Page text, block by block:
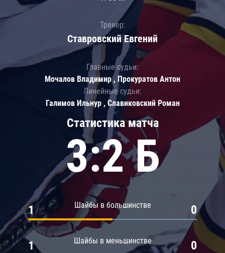
Статистика матча
3:2 Б
Шайбы в большинстве
1 0
Шайбы в меньшинстве
1 0
Тренер:
Ставровский Евгений
Главные судьи:
Мочалов Владимир , Прокуратов Антон
Линейные судьи:
Галимов Ильнур , Славиковский Роман